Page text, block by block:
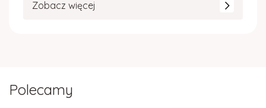
Zobacz więcej
Polecamy